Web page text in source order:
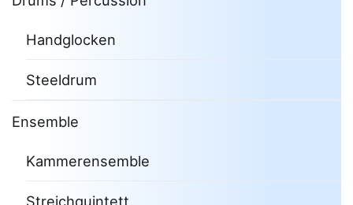
Handglocken
Steeldrum
Ensemble
Kammerensemble
Streichquintett